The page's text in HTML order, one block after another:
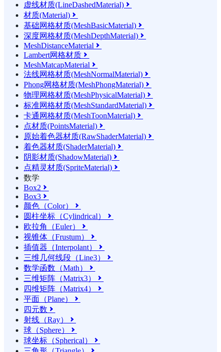
虚线材质(LineDashedMaterial) 
材质(Material) 
基础网格材质(MeshBasicMaterial) 
深度网格材质(MeshDepthMaterial) 
MeshDistanceMaterial 
Lambert网格材质 
MeshMatcapMaterial 
法线网格材质(MeshNormalMaterial) 
Phong网格材质(MeshPhongMaterial) 
物理网格材质(MeshPhysicalMaterial) 
标准网格材质(MeshStandardMaterial) 
卡通网格材质(MeshToonMaterial) 
点材质(PointsMaterial) 
原始着色器材质(RawShaderMaterial) 
着色器材质(ShaderMaterial) 
阴影材质(ShadowMaterial) 
点精灵材质(SpriteMaterial) 
数学
Box2 
Box3 
颜色（Color） 
圆柱坐标（Cylindrical） 
欧拉角（Euler） 
视锥体（Frustum） 
插值器（Interpolant） 
三维几何线段（Line3） 
数学函数（Math） 
三维矩阵（Matrix3） 
四维矩阵（Matrix4） 
平面（Plane） 
四元数 
射线（Ray） 
球（Sphere） 
球坐标（Spherical） 